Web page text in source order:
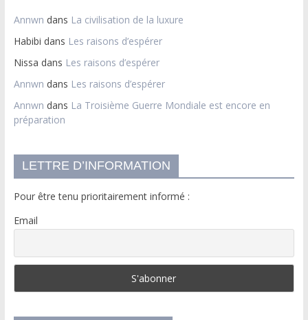
Annwn dans La civilisation de la luxure
Habibi dans Les raisons d’espérer
Nissa dans Les raisons d’espérer
Annwn dans Les raisons d’espérer
Annwn dans La Troisième Guerre Mondiale est encore en
préparation
LETTRE D’INFORMATION
Pour être tenu prioritairement informé :
Email